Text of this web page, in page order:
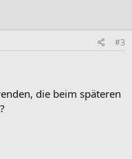
#3
die beim späteren